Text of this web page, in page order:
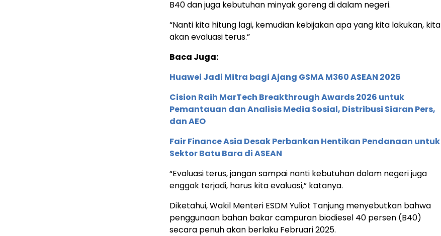
B40 dan juga kebutuhan minyak goreng di dalam negeri.
“Nanti kita hitung lagi, kemudian kebijakan apa yang kita lakukan, kita
akan evaluasi terus.”
Baca Juga:
Huawei Jadi Mitra bagi Ajang GSMA M360 ASEAN 2026
Cision Raih MarTech Breakthrough Awards 2026 untuk
Pemantauan dan Analisis Media Sosial, Distribusi Siaran Pers,
dan AEO
Fair Finance Asia Desak Perbankan Hentikan Pendanaan untuk
Sektor Batu Bara di ASEAN
“Evaluasi terus, jangan sampai nanti kebutuhan dalam negeri juga
enggak terjadi, harus kita evaluasi,” katanya.
Diketahui, Wakil Menteri ESDM Yuliot Tanjung menyebutkan bahwa
penggunaan bahan bakar campuran biodiesel 40 persen (B40)
secara penuh akan berlaku Februari 2025.